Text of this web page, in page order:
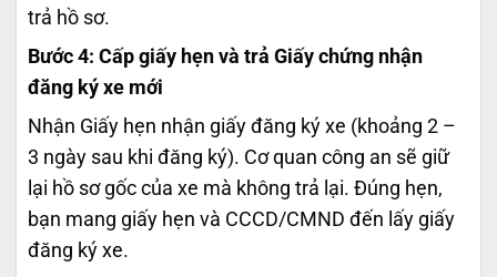
trả hồ sơ.
Bước 4: Cấp giấy hẹn và trả Giấy chứng nhận
đăng ký xe mới
Nhận Giấy hẹn nhận giấy đăng ký xe (khoảng 2 –
3 ngày sau khi đăng ký). Cơ quan công an sẽ giữ
lại hồ sơ gốc của xe mà không trả lại. Đúng hẹn,
bạn mang giấy hẹn và CCCD/CMND đến lấy giấy
đăng ký xe.